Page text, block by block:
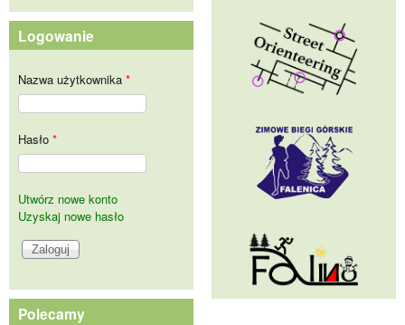
Logowanie
Nazwa użytkownika *
Hasło *
Utwórz nowe konto
Uzyskaj nowe hasło
Polecamy